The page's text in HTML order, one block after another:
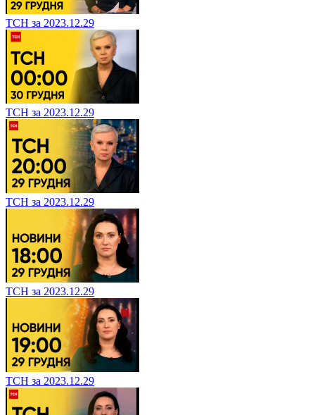
ТСН за 2023.12.29
ТСН за 2023.12.29
ТСН за 2023.12.29
ТСН за 2023.12.29
ТСН за 2023.12.29